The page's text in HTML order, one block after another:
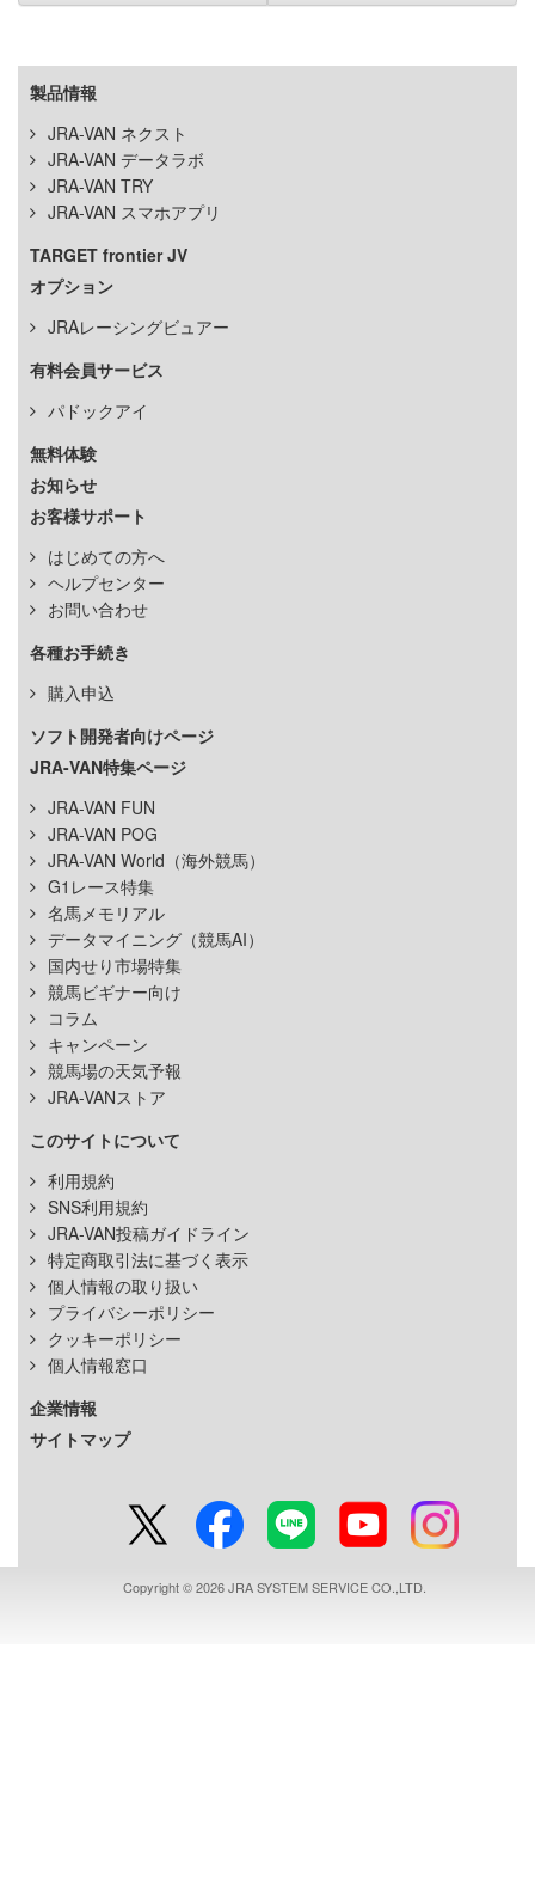
製品情報
JRA-VAN ネクスト
JRA-VAN データラボ
JRA-VAN TRY
JRA-VAN スマホアプリ
TARGET frontier JV
オプション
JRAレーシングビュアー
有料会員サービス
パドックアイ
無料体験
お知らせ
お客様サポート
はじめての方へ
ヘルプセンター
お問い合わせ
各種お手続き
購入申込
ソフト開発者向けページ
JRA-VAN特集ページ
JRA-VAN FUN
JRA-VAN POG
JRA-VAN World（海外競馬）
G1レース特集
名馬メモリアル
データマイニング（競馬AI）
国内せり市場特集
競馬ビギナー向け
コラム
キャンペーン
競馬場の天気予報
JRA-VANストア
このサイトについて
利用規約
SNS利用規約
JRA-VAN投稿ガイドライン
特定商取引法に基づく表示
個人情報の取り扱い
プライバシーポリシー
クッキーポリシー
個人情報窓口
企業情報
サイトマップ
Copyright © 2026 JRA SYSTEM SERVICE CO.,LTD.